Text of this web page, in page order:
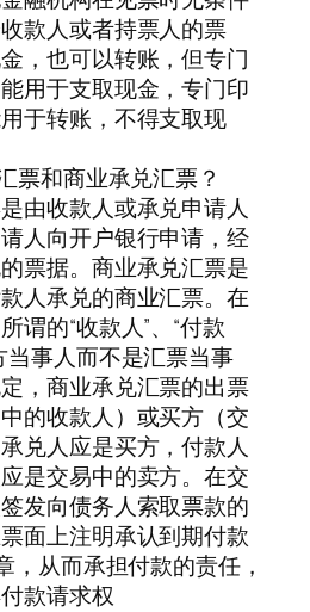
款人或者持票人的票
，也可以转账，但专门
用于支取现金，专门印
于转账，不得支取现
票和商业承兑汇票？
由收款人或承兑申请人
人向开户银行申请，经
票据。商业承兑汇票是
人承兑的商业汇票。在
谓的“收款人”、“付款
当事人而不是汇票当事
，商业承兑汇票的出票
的收款人）或买方（交
兑人应是买方，付款人
是交易中的卖方。在交
发向债务人索取票款的
面上注明承认到期付款
，从而承担付款的责任，
款请求权